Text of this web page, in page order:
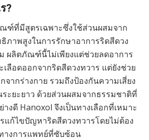
?
ฑ์ที่มีสูตรเฉพาะซึ่งใช้ส่วนผสมจาก
ภาพสูงในการรักษาอาการริดสีดวง
ผลิตภัณฑ์นี้ไม่เพียงแต่ช่วยลดอาการ
เลือดออกจากริดสีดวงทวาร แต่ยังช่วย
ากร่างกาย รวมถึงป้องกันความเสี่ยง
ระยะยาว ด้วยส่วนผสมจากธรรมชาติที่
งดี Hanoxol จึงเป็นทางเลือกที่เหมาะ
แก้ไขปัญหาริดสีดวงทวารโดยไม่ต้อง
างการแพทย์ที่ซับซ้อน